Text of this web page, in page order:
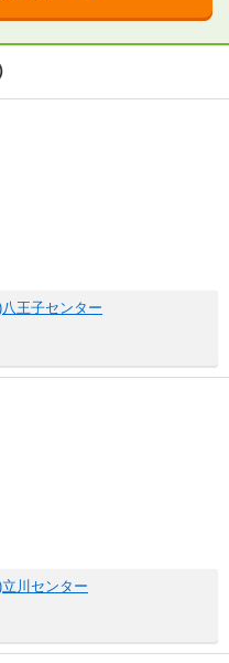
王子センター
川センター